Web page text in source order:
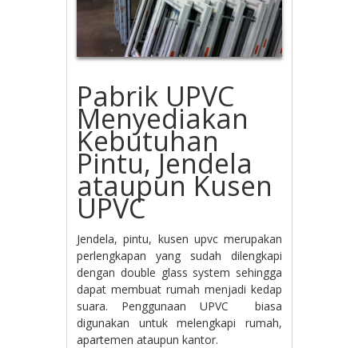
Pabrik UPVC
Menyediakan
Kebutuhan
Pintu, Jendela
ataupun Kusen
UPVC
Jendela, pintu, kusen upvc merupakan
perlengkapan yang sudah dilengkapi
dengan double glass system sehingga
dapat membuat rumah menjadi kedap
suara. Penggunaan UPVC biasa
digunakan untuk melengkapi rumah,
apartemen ataupun kantor.